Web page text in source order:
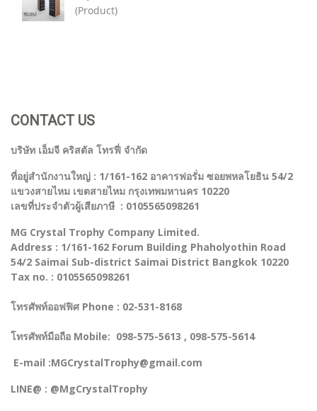
(Product)
CONTACT US
บริษัท เอ็มจี คริสตัล โทรฟี่ จำกัด
ที่อยู่สำนักงานใหญ่ : 1/161-162 อาคารฟอรั่ม ซอยพหลโยธิน 54/2
แขวงสายไหม เขตสายไหม กรุงเทพมหานคร 10220
เลขที่ประจำตัวผู้เสียภาษี : 0105565098261
MG Crystal Trophy Company Limited.
Address : 1/161-162 Forum Building Phaholyothin Road
54/2 Saimai Sub-district Saimai District Bangkok 10220
Tax no. : 0105565098261
โทรศัพท์ออฟฟิศ Phone : 02-531-8168
โทรศัพท์มือถือ Mobile: 098-575-5613 , 098-575-5614
E-mail :MGCrystalTrophy@gmail.com
LINE@ : @MgCrystalTrophy